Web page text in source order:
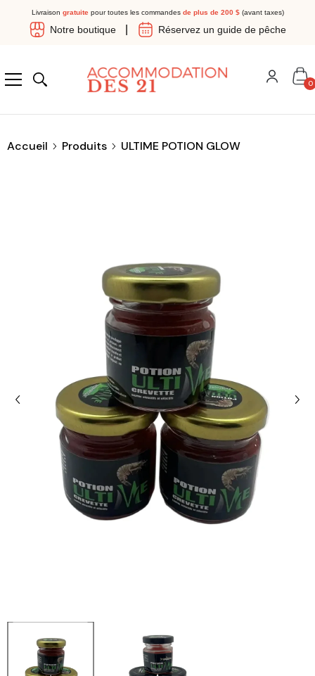
Livraison gratuitepour toutes les commandes de plus de 200 $(avant taxes)
Notre boutique Réservez un guide de pêche
0
Accueil Produits ULTIME POTION GLOW